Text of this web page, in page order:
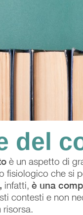
del
è un aspetto di
fisiologico che si
infatti, è una
contesti e non
risorsa.